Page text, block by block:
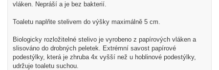
vláken. Nepráší a je bez bakterií.
Toaletu naplňte stelivem do výšky maximálně 5 cm.
Biologicky rozložitelné stelivo je vyrobeno z papírových vláken a
slisováno do drobných peletek. Extrémní savost papírové
podestýlky, která je zhruba 4x vyšší než u hoblinové podestýlky,
udržuje toaletu suchou.